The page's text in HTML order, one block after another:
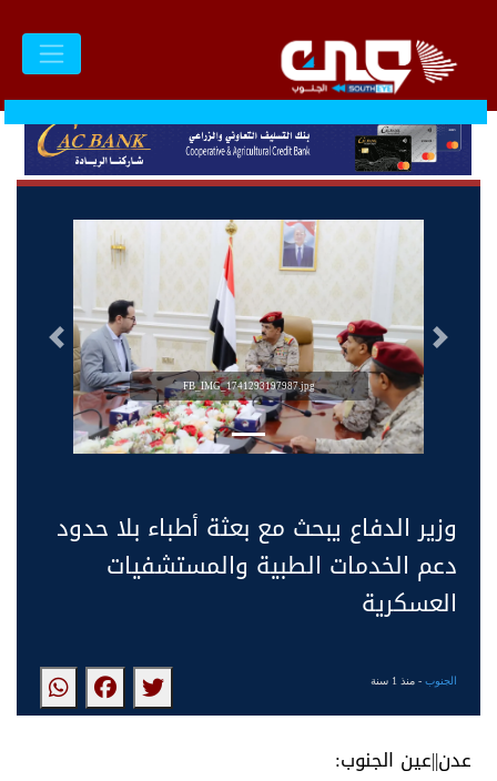
FB_IMG_1741293197987.jpg
التالى السابق
وزير الدفاع يبحث مع بعثة أطباء بلا حدود
دعم الخدمات الطبية والمستشفيات
العسكرية
الجنوب- منذ 1 سنة
عدن||عين الجنوب: